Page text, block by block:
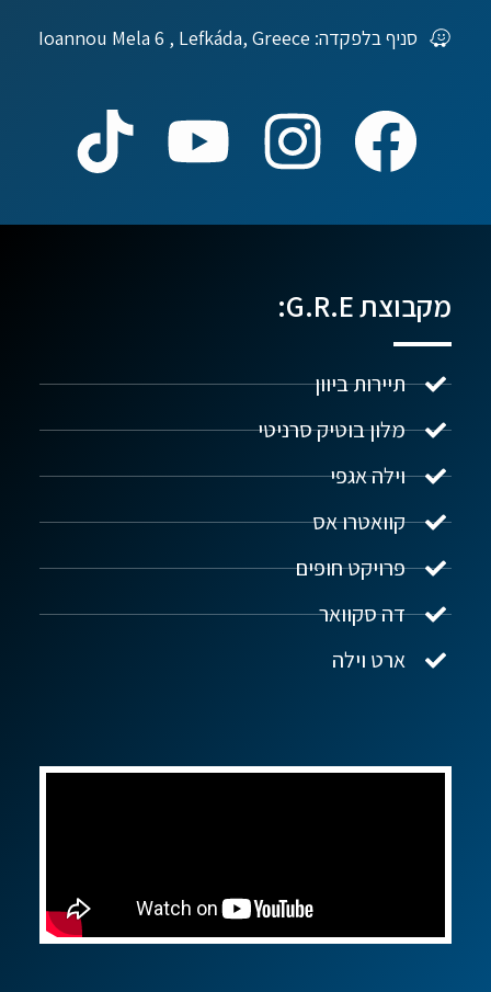
סניף בלפקדה: Ioannou Mela 6 , Lefkáda, Greece
מקבוצת G.R.E:
תיירות ביוון
מלון בוטיק סרניטי
וילה אגפי
קוואטרו אס
פרויקט חופים
דה סקוואר
ארט וילה
נדל"ן ביוון G.R.E
שלום! איך אפשר לעזור?